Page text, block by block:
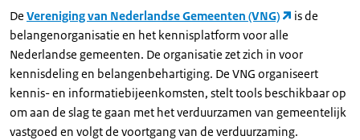
De Vereniging van Nederlandse Gemeenten (VNG)
is de
belangenorganisatie en het kennisplatform voor alle
Nederlandse gemeenten. De organisatie zet zich in voor
kennisdeling en belangenbehartiging. De VNG organiseert
kennis- en informatiebijeenkomsten, stelt tools beschikbaar op
om aan de slag te gaan met het verduurzamen van gemeentelijk
vastgoed en volgt de voortgang van de verduurzaming.